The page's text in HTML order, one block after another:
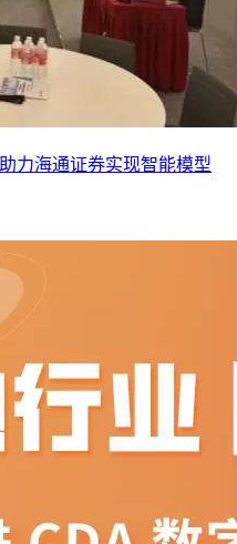
力海通证券实现智能模型